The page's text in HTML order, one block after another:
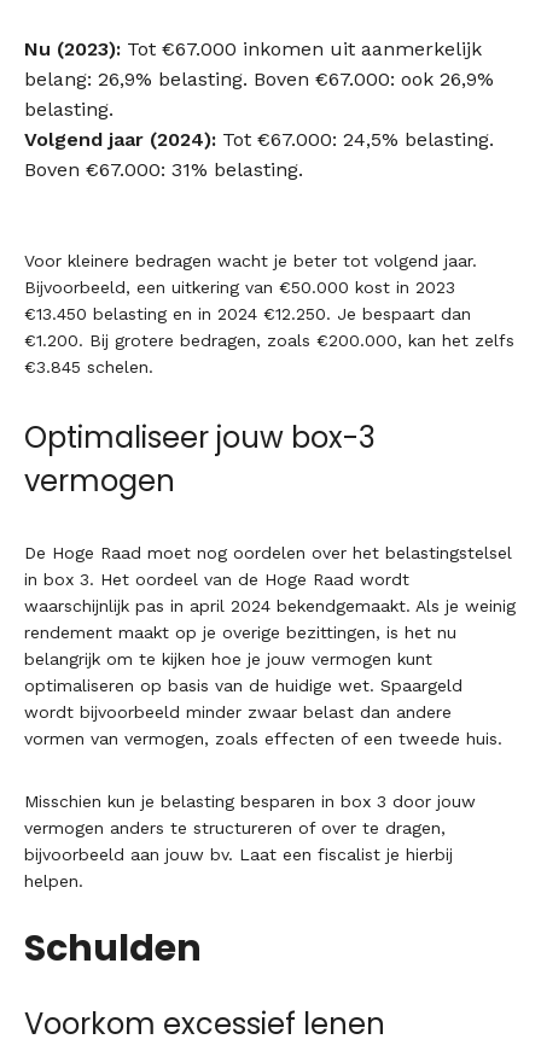
Nu (2023): Tot €67.000 inkomen uit aanmerkelijk
belang: 26,9% belasting. Boven €67.000: ook 26,9%
belasting.
Volgend jaar (2024): Tot €67.000: 24,5% belasting.
Boven €67.000: 31% belasting.
Voor kleinere bedragen wacht je beter tot volgend jaar.
Bijvoorbeeld, een uitkering van €50.000 kost in 2023
€13.450 belasting en in 2024 €12.250. Je bespaart dan
€1.200. Bij grotere bedragen, zoals €200.000, kan het zelfs
€3.845 schelen.
Optimaliseer jouw box-3
vermogen
De Hoge Raad moet nog oordelen over het belastingstelsel
in box 3. Het oordeel van de Hoge Raad wordt
waarschijnlijk pas in april 2024 bekendgemaakt. Als je weinig
rendement maakt op je overige bezittingen, is het nu
belangrijk om te kijken hoe je jouw vermogen kunt
optimaliseren op basis van de huidige wet. Spaargeld
wordt bijvoorbeeld minder zwaar belast dan andere
vormen van vermogen, zoals effecten of een tweede huis.
Misschien kun je belasting besparen in box 3 door jouw
vermogen anders te structureren of over te dragen,
bijvoorbeeld aan jouw bv. Laat een fiscalist je hierbij
helpen.
Schulden
Voorkom excessief lenen